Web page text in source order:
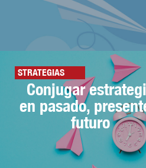
STRATEGIAS
Conjugar
en pasado,
futuro